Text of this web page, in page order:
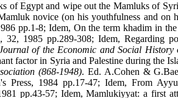
of Egypt and wipe out the Mamluks of
Mamluk novice (on his youthfulness and
1986 pp.1-8; Idem, On the term khadim
, 32, 1985 pp.289-308; Idem,
Journal of the Economic and Social
factor in Syria and Palestine during
(868-1948). Ed. A.Cohen &
Press, 1984 pp.17-47; Idem, From
1981 pp.43-57; Idem, Mamlukiyyat: a